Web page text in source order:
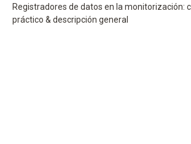
Registradores de datos en la monitorización:
práctico & descripción general